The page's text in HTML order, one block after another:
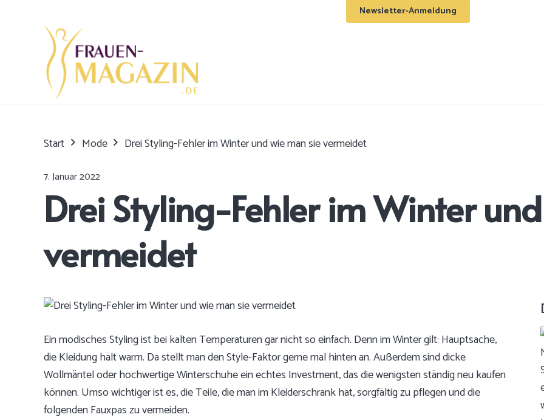
Newsletter-Anmeldung
Start Mode Drei Styling-Fehler im Winter und wie man sie vermeidet
7. Januar 2022
Drei Styling-Fehler im Winter
vermeidet
Ein modisches Styling ist bei kalten Temperaturen gar nicht so einfach. Denn im Winter gilt: Hauptsache,
die Kleidung hält warm. Da stellt man den Style-Faktor gerne mal hinten an. Außerdem sind dicke
Wollmäntel oder hochwertige Winterschuhe ein echtes Investment, das die wenigsten ständig neu kaufen
können. Umso wichtiger ist es, die Teile, die man im Kleiderschrank hat, sorgfältig zu pflegen und die
folgenden Fauxpas zu vermeiden.